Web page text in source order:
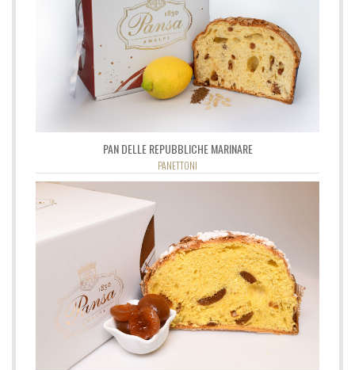
PAN DELLE REPUBBLICHE MARINARE
PANETTONI